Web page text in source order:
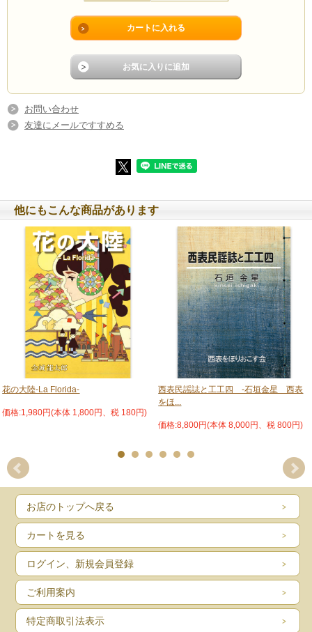
お問い合わせ
友達にメールですすめる
他にもこんな商品があります
花の大陸-La Florida-
価格:1,980円(本体 1,800円、税 180円)
西表民謡誌と工工四 -石垣金星 西表
をほ...
価格:8,800円(本体 8,000円、税 800円)
お店のトップへ戻る
カートを見る
ログイン、新規会員登録
ご利用案内
特定商取引法表示